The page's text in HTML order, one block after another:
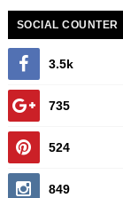
SOCIAL COUNTER
3.5k
735
524
849